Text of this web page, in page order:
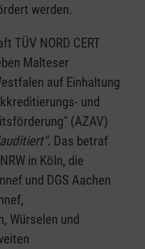
werden.
TÜV NORD CERT
Malteser
auf Einhaltung
und
(AZAV)
. Das betraf
in Köln, die
und DGS Aachen
Würselen und